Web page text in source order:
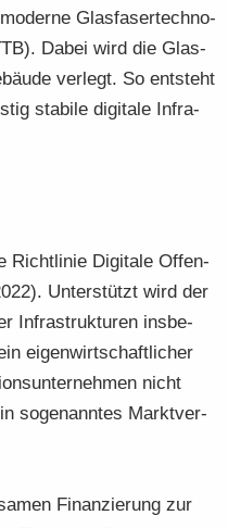
Glas­fa­ser­tech­no­
Dabei wird die Glas­
ver­legt. So ent­steht
sta­bi­le di­gi­ta­le In­fra­
Richt­li­nie Di­gi­ta­le Of­fen­
Un­ter­stützt wird der
In­fra­struk­tu­ren ins­be­
ei­gen­wirt­schaft­li­cher
nicht
so­ge­nann­tes Markt­ver­
Fi­nan­zie­rung zur